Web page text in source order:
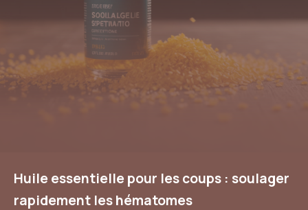
Huile essentielle pour les coups : soulager
rapidement les hématomes